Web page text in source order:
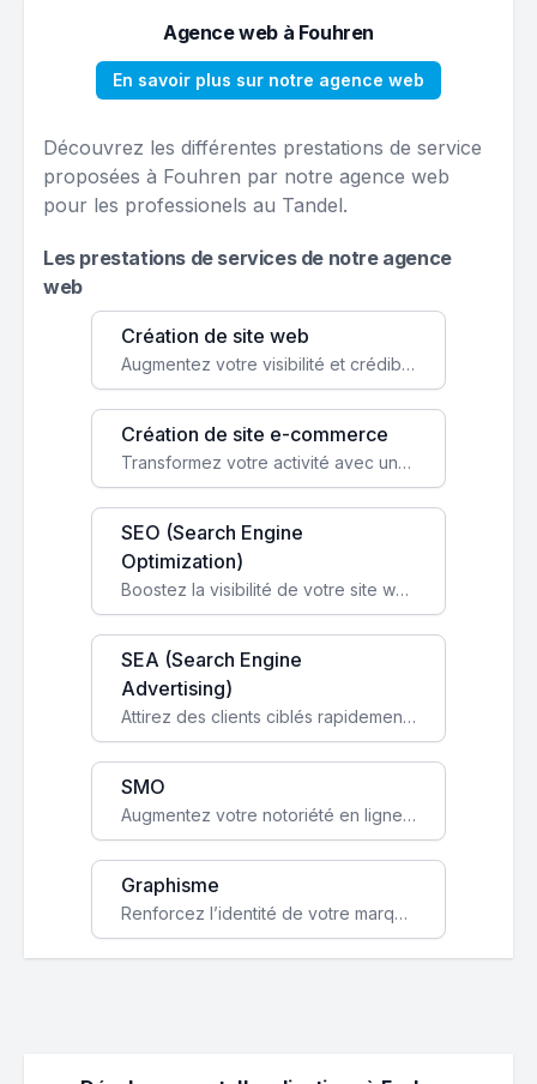
Agence web à Fouhren
En savoir plus sur notre agence web
Découvrez les différentes prestations de service
proposées à Fouhren par notre agence web
pour les professionels au Tandel.
Les prestations de services de notre agence
web
Création de site web
Augmentez votre visibilité et crédibilité en ligne avec un site web performant, conçu pour attirer plus de clients.
Création de site e-commerce
Transformez votre activité avec une boutique en ligne, accessible à l'échelle mondiale 24/7.
SEO (Search Engine
Optimization)
Boostez la visibilité de votre site web sur Google et attirez du trafic qualifié grâce à nos stratégies SEO.
SEA (Search Engine
Advertising)
Attirez des clients ciblés rapidement avec des campagnes publicitaires payantes optimisées pour vos objectifs.
SMO
Augmentez votre notoriété en ligne et stimulez la croissance de votre entreprise grâce à une stratégie sociale sur mesure.
Graphisme
Renforcez l’identité de votre marque avec un design unique qui capte l’attention et engage vos clients.